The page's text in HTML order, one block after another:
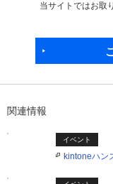
当サイトではお取
関連情報
イベント
kintoneハン